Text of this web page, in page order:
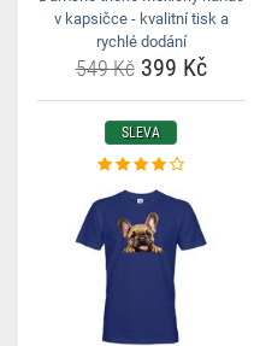
v kapsičce - kvalitní tisk a
rychlé dodání
549 Kč399 Kč
SLEVA